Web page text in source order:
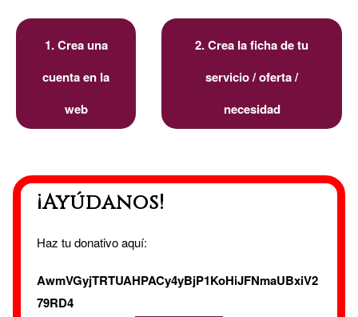
1. Crea una
cuenta en la
web
2. Crea la ficha de tu
servicio / oferta /
necesidad
¡Ayúdanos!
Haz tu donativo aquí:
AwmVGyjTRTUAHPACy4yBjP1KoHiJFNmaUBxiV2
79RD4